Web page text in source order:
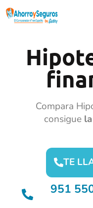
Compara
consigue
TE
951